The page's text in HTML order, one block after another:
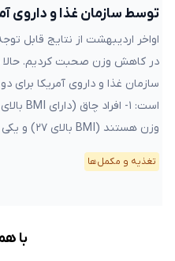
توسط سازمان غذا و داروی
در کاهش وزن صحبت کردیم. حالا
سازمان غذا و داروی آمریکا برای دو
وزن هستند (BMI بالای ۲۷) و یکی از […]
تغذیه و مکمل‌ها
با